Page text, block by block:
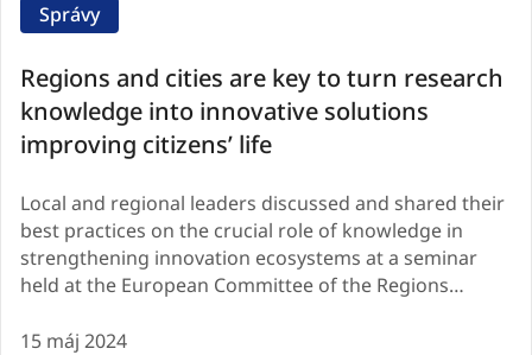
Regions and cities are key to turn research
knowledge into innovative solutions
improving citizens’ life
Local and regional leaders discussed and shared their
best practices on the crucial role of knowledge in
strengthening innovation ecosystems at a seminar
held at the European Committee of the Regions…
Správy
15 máj 2024